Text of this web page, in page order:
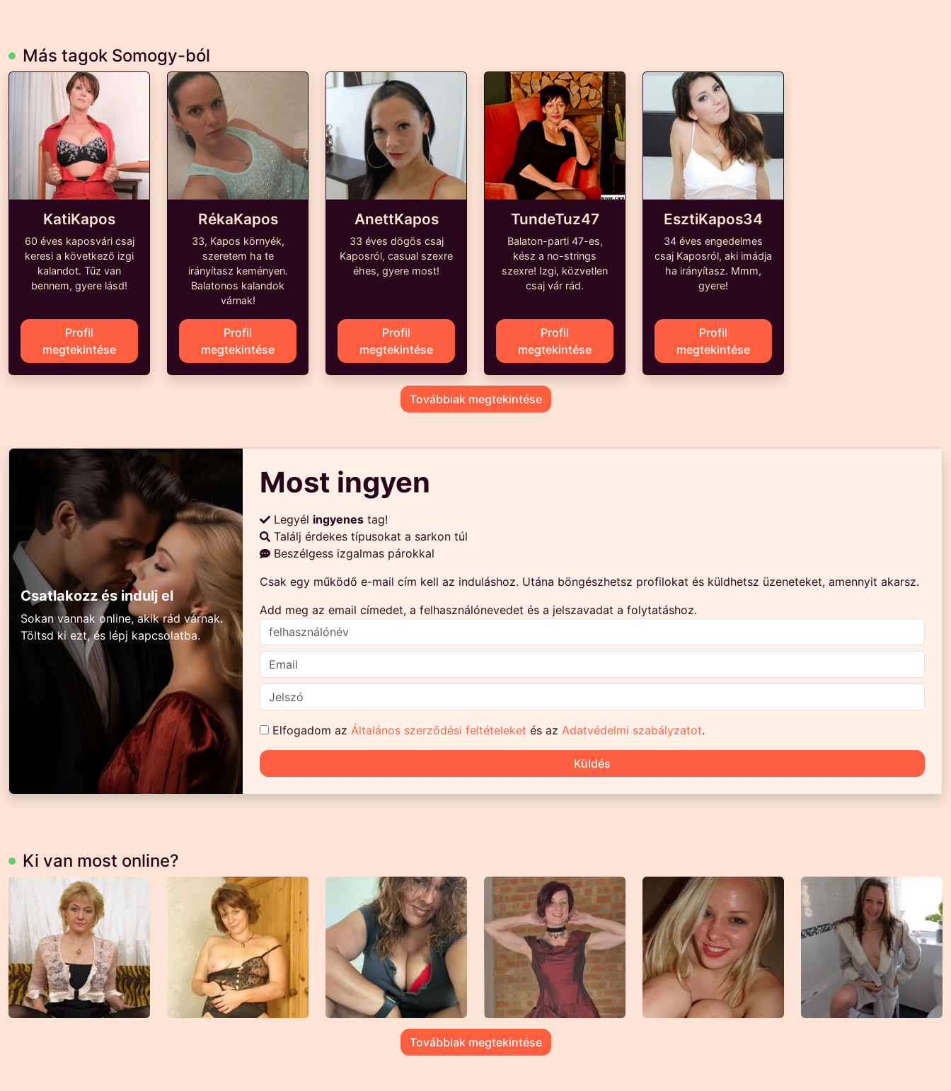
Más tagok Somogy-ból
KatiKapos
60 éves kaposvári csaj
keresi a következő izgi
kalandot. Tűz van
bennem, gyere lásd!
Profil
megtekintése
RékaKapos
33, Kapos környék,
szeretem ha te
irányítasz keményen.
Balatonos kalandok
várnak!
Profil
megtekintése
AnettKapos
33 éves dögös csaj
Kaposról, casual szexre
éhes, gyere most!
Profil
megtekintése
TundeTuz47
Balaton-parti 47-es,
kész a no-strings
szexre! Izgi, közvetlen
csaj vár rád.
Profil
megtekintése
EsztiKapos34
34 éves engedelmes
csaj Kaposról, aki imádja
ha irányítasz. Mmm,
gyere!
Profil
megtekintése
Továbbiak megtekintése
Csatlakozz és indulj el
Sokan vannak online, akik rád várnak.
Töltsd ki ezt, és lépj kapcsolatba.
Most ingyen
Legyél ingyenestag!
Találj érdekes típusokat a sarkon túl
Beszélgess izgalmas párokkal
Csak egy működő e-mail cím kell az induláshoz. Utána böngészhetsz profilokat és küldhetsz üzeneteket, amennyit akarsz.
Add meg az email címedet, a felhasználónevedet és a jelszavadat a folytatáshoz.
Elfogadom az Általános szerződési feltételeket és az Adatvédelmi szabályzatot.
Küldés
Ki van most online?
Továbbiak megtekintése